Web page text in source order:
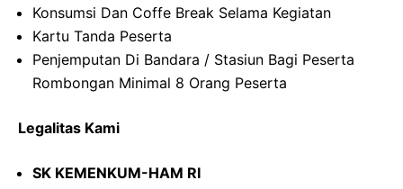
Konsumsi Dan Coffe Break Selama Kegiatan
Kartu Tanda Peserta
Penjemputan Di Bandara / Stasiun Bagi Peserta
Rombongan Minimal 8 Orang Peserta
Legalitas Kami
SK KEMENKUM-HAM RI